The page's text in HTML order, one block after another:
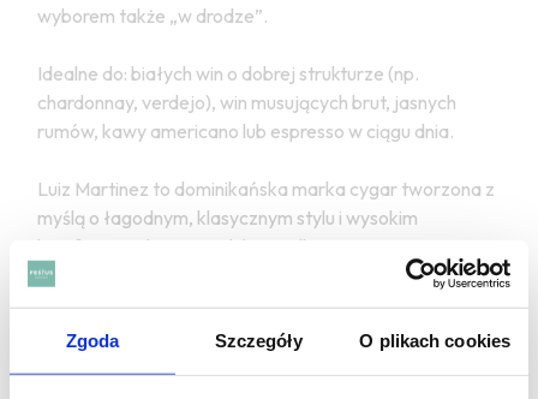
Zgoda Szczegóły O plikach cookies
wyborem także „w drodze”.
Idealne do: białych win o dobrej strukturze (np.
chardonnay, verdejo), win musujących brut, jasnych
rumów, kawy americano lub espresso w ciągu dnia.
Luiz Martinez to dominikańska marka cygar tworzona z
myślą o łagodnym, klasycznym stylu i wysokim
komforcie palenia. Produkcja odbywa się w
Dominikanie, z naciskiem na czystość smaku, dobrą
jakość surowca i powtarzalność charakteru. Cygara tej
marki są przystępne, dobrze ułożone i bardzo